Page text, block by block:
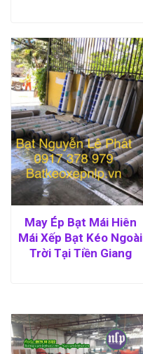
May Ép Bạt Mái Hiên
Mái Xếp Bạt Kéo Ngoài
Trời Tại Tiền Giang